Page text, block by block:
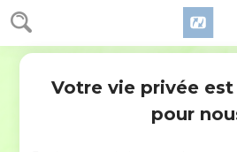
Josué 11
vallées,
depuis la montagne pelée qui
Baal-Gad, dans la vallée du Liban,
Il s’empara de tous leurs rois, les
La guerre que Josué mena contre
Votre vie privée
pour